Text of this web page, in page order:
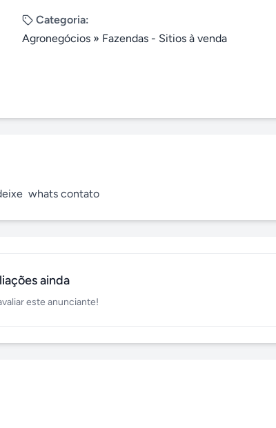
Categoria:
Agronegócios » Fazendas - Sitios à venda
whats contato
ainda
este anunciante!